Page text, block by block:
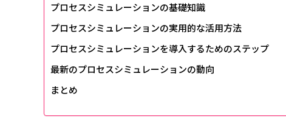
プロセスシミュレーションの基礎知識
プロセスシミュレーションの実用的な活用方法
プロセスシミュレーションを導入するためのステップ
最新のプロセスシミュレーションの動向
まとめ